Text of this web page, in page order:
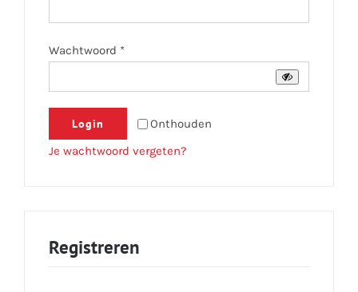
Wachtwoord *Vereist
Onthouden
Login
Je wachtwoord vergeten?
Registreren